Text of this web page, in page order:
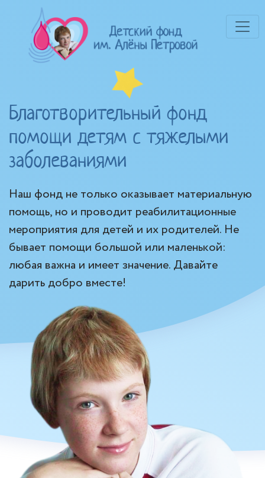
Благотворительный фонд
помощи детям с тяжелыми
заболеваниями
Наш фонд не только оказывает материальную
помощь, но и проводит реабилитационные
мероприятия для детей и их родителей. Не
бывает помощи большой или маленькой:
любая важна и имеет значение. Давайте
дарить добро вместе!